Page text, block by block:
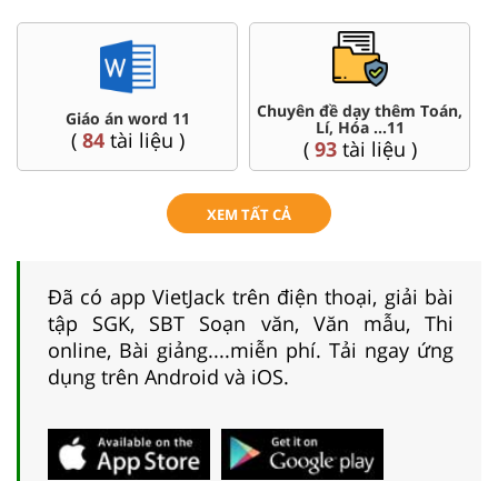
Giáo án word 11
( 84tài liệu )
Chuyên đề dạy thêm Toán,
Lí, Hóa ...11
( 93tài liệu )
XEM TẤT CẢ
Đã có app VietJack trên điện thoại, giải bài
tập SGK, SBT Soạn văn, Văn mẫu, Thi
online, Bài giảng....miễn phí. Tải ngay ứng
dụng trên Android và iOS.